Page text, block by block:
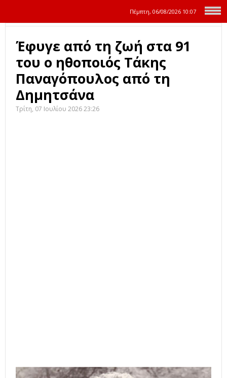
Πέμπτη, 06/08/2026 10:07
Έφυγε από τη ζωή στα 91
του ο ηθοποιός Τάκης
Παναγόπουλος από τη
Δημητσάνα
Τρίτη, 07 Ιουλίου 2026 23:26